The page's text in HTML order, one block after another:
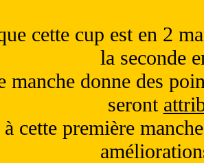
cette cup est en 2
la seconde
manche donne des
seront
à cette première